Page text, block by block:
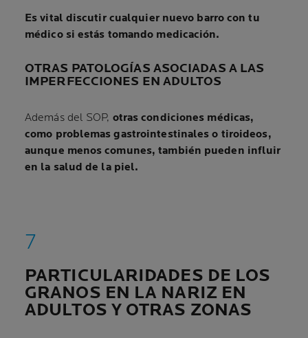
Es vital discutir cualquier nuevo barro con tu
médico si estás tomando medicación.
OTRAS PATOLOGÍAS ASOCIADAS A LAS
IMPERFECCIONES EN ADULTOS
Además del SOP, otras condiciones médicas,
como problemas gastrointestinales o tiroideos,
aunque menos comunes, también pueden influir
en la salud de la piel.
PARTICULARIDADES DE LOS
GRANOS EN LA NARIZ EN
ADULTOS Y OTRAS ZONAS